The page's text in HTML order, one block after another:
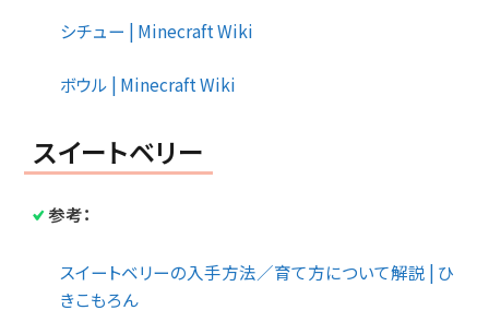
シチュー | Minecraft Wiki
ボウル | Minecraft Wiki
スイートベリー
参考：
スイートベリーの入手方法／育て方について解説 | ひ
きこもろん